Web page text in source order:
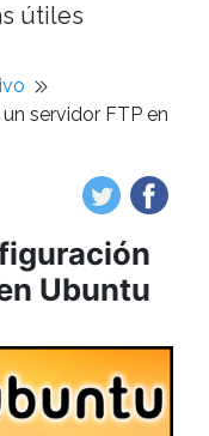
útiles
servidor FTP en
Ubuntu